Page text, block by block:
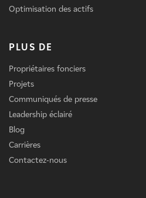
Optimisation des actifs
PLUS DE
Propriétaires fonciers
Projets
Communiqués de presse
Leadership éclairé
Blog
Carrières
Contactez-nous